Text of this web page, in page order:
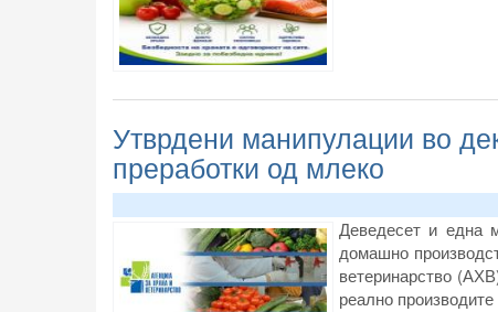
Утврдени манипулации во
преработки од млеко
Деведесет и една
домашно
ветеринарство
реално